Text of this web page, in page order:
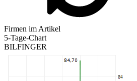
Firmen im Artikel
5-Tage-Chart
BILFINGER